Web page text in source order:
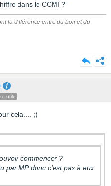
dans le CCMI ?
la différence entre du bon et du
utile
cela.... ;)
commencer ?
par MP donc c'est pas à eux